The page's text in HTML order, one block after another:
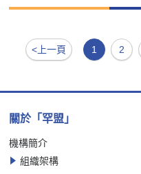
<上一頁 1 2
關於「罕盟」
機構簡介
組織架構